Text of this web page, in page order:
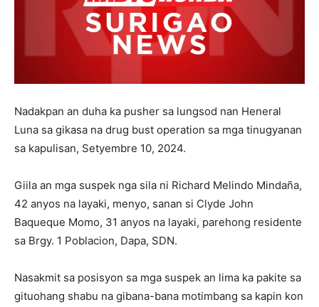
Nadakpan an duha ka pusher sa lungsod nan Heneral
Luna sa gikasa na drug bust operation sa mga tinugyanan
sa kapulisan, Setyembre 10, 2024.
Giila an mga suspek nga sila ni Richard Melindo Mindaña,
42 anyos na layaki, menyo, sanan si Clyde John
Baqueque Momo, 31 anyos na layaki, parehong residente
sa Brgy. 1 Poblacion, Dapa, SDN.
Nasakmit sa posisyon sa mga suspek an lima ka pakite sa
gituohang shabu na gibana-bana motimbang sa kapin kon